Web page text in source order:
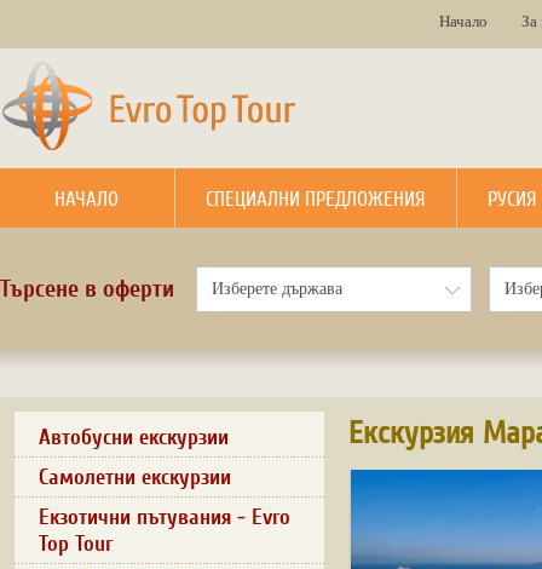
Начало За
НАЧАЛО СПЕЦИАЛНИ ПРЕДЛОЖЕНИЯ РУСИЯ
Търсене в оферти
Автобусни екскурзии
Самолетни екскурзии
Екзотични пътувания - Evro
Top Tour
Eкскурзия